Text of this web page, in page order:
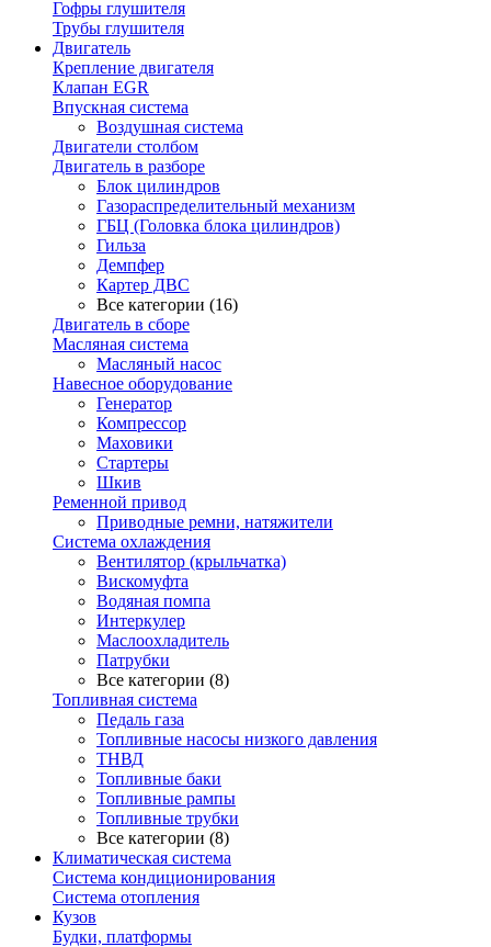
Гофры глушителя
Трубы глушителя
Двигатель
Крепление двигателя
Клапан EGR
Впускная система
Воздушная система
Двигатели столбом
Двигатель в разборе
Блок цилиндров
Газораспределительный механизм
ГБЦ (Головка блока цилиндров)
Гильза
Демпфер
Картер ДВС
Все категории (16)
Двигатель в сборе
Масляная система
Масляный насос
Навесное оборудование
Генератор
Компрессор
Маховики
Стартеры
Шкив
Ременной привод
Приводные ремни, натяжители
Система охлаждения
Вентилятор (крыльчатка)
Вискомуфта
Водяная помпа
Интеркулер
Маслоохладитель
Патрубки
Все категории (8)
Топливная система
Педаль газа
Топливные насосы низкого давления
ТНВД
Топливные баки
Топливные рампы
Топливные трубки
Все категории (8)
Климатическая система
Система кондиционирования
Система отопления
Кузов
Будки, платформы